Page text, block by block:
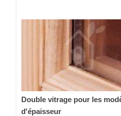
Double vitrage pour les
d'épaisseur